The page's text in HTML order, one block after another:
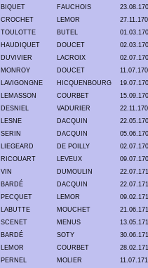
BIQUET FAUCHOIS
CROCHET LEMOR
TOULOTTE BUTEL
HAUDIQUET DOUCET
DUVIVIER LACROIX
MONROY DOUCET
LAVIGONGNE HICQUENBOURG
LEMASSON COURBET
DESNIEL VADURIER
LESNE DACQUIN
SERIN DACQUIN
LIEGEARD DE POILLY
RICOUART LEVEUX
VIN DUMOULIN
BARDÉ DACQUIN
PECQUET LEMOR
LABUTTE MOUCHET
SCENET MENUS
BARDÉ SOTY
LEMOR COURBET
PERNEL MOLIER